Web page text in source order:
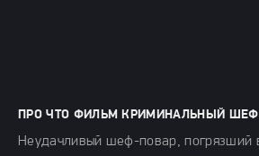
ПРО ЧТО ФИЛЬМ КРИМИНАЛЬНЫЙ ШЕФ
Неудачливый шеф-повар, погрязший